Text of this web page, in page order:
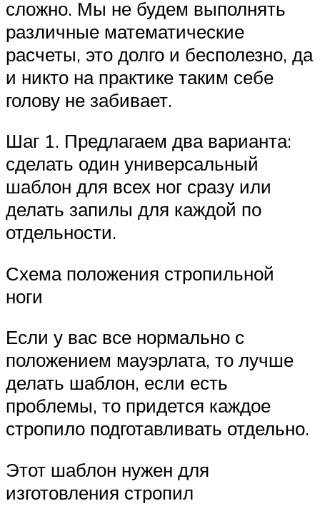
сложно. Мы не будем выполнять
различные математические
расчеты, это долго и бесполезно, да
и никто на практике таким себе
голову не забивает.
Шаг 1. Предлагаем два варианта:
сделать один универсальный
шаблон для всех ног сразу или
делать запилы для каждой по
отдельности.
Схема положения стропильной
ноги
Если у вас все нормально с
положением мауэрлата, то лучше
делать шаблон, если есть
проблемы, то придется каждое
стропило подготавливать отдельно.
Этот шаблон нужен для
изготовления стропил